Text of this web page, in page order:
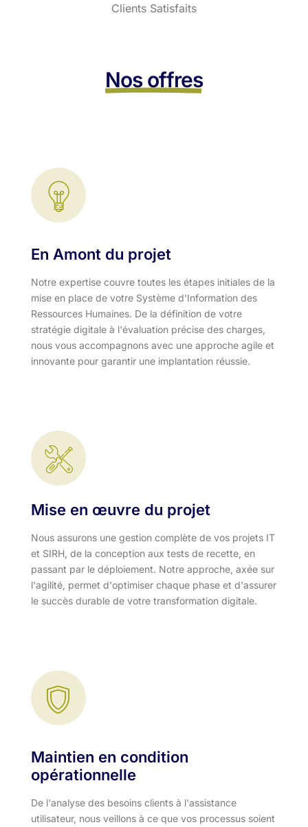
Clients Satisfaits
Nos offres
En Amont du projet
Notre expertise couvre toutes les étapes initiales de la
mise en place de votre Système d'Information des
Ressources Humaines. De la définition de votre
stratégie digitale à l'évaluation précise des charges,
nous vous accompagnons avec une approche agile et
innovante pour garantir une implantation réussie.
Mise en œuvre du projet
Nous assurons une gestion complète de vos projets IT
et SIRH, de la conception aux tests de recette, en
passant par le déploiement. Notre approche, axée sur
l'agilité, permet d'optimiser chaque phase et d'assurer
le succès durable de votre transformation digitale.
Maintien en condition
opérationnelle
De l'analyse des besoins clients à l'assistance
utilisateur, nous veillons à ce que vos processus soient